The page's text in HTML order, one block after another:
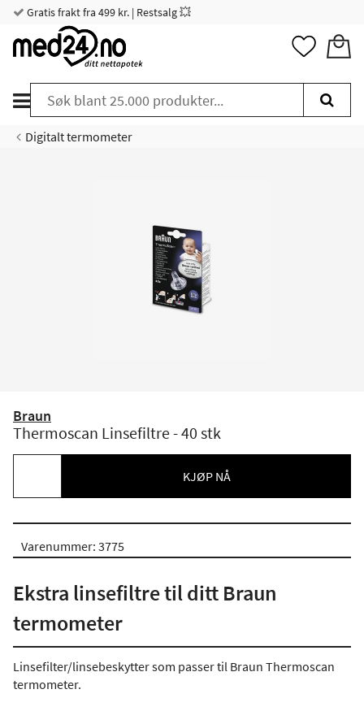
Gratis frakt fra 499 kr. | Restsalg 💥
Digitalt termometer
Braun
Thermoscan Linsefiltre - 40 stk
KJØP NÅ
Varenummer: 3775
Ekstra linsefiltre til ditt Braun
termometer
Linsefilter/linsebeskytter som passer til Braun Thermoscan
termometer.